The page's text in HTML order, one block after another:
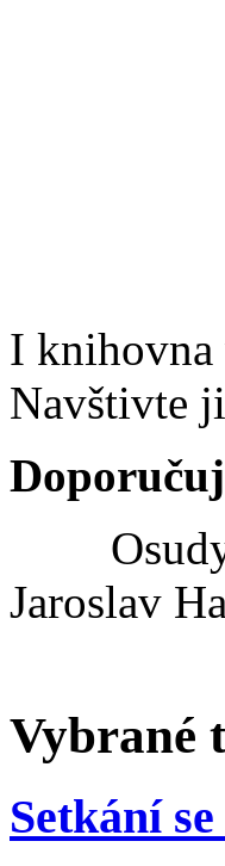
I knihovna
Navštivte
Jaroslav
Vybrané
Setkání